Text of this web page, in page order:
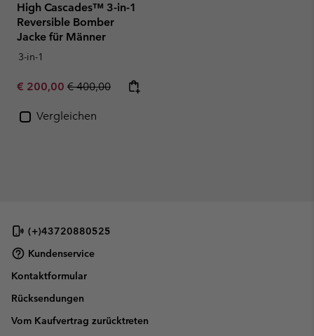
High Cascades™ 3-in-1
Reversible Bomber
Jacke für Männer
3-in-1
Sale price:
€ 200,00 Regular price:
€ 400,00
Vergleichen
(+)43720880525
Kundenservice
Kontaktformular
Rücksendungen
Vom Kaufvertrag zurücktreten